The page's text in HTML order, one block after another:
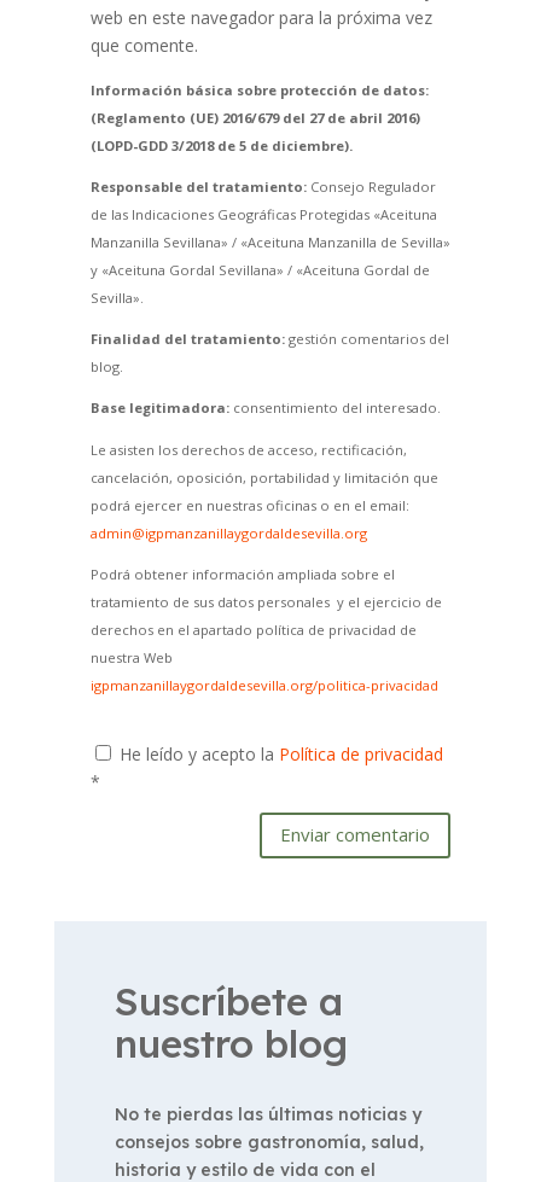
web en este navegador para la próxima vez
que comente.
Información básica sobre protección de datos:
(Reglamento (UE) 2016/679 del 27 de abril 2016)
(LOPD-GDD 3/2018 de 5 de diciembre).
Responsable del tratamiento:Consejo Regulador
de las Indicaciones Geográficas Protegidas «Aceituna
Manzanilla Sevillana» / «Aceituna Manzanilla de Sevilla»
y «Aceituna Gordal Sevillana» / «Aceituna Gordal de
Sevilla».
Finalidad del tratamiento:gestión comentarios del
blog.
Base legitimadora:consentimiento del interesado.
Le asisten los derechos de acceso, rectificación,
cancelación, oposición, portabilidad y limitación que
podrá ejercer en nuestras oficinas o en el email:
admin@igpmanzanillaygordaldesevilla.org
Podrá obtener información ampliada sobre el
tratamiento de sus datos personales y el ejercicio de
derechos en el apartado política de privacidad de
nuestra Web
igpmanzanillaygordaldesevilla.org/politica-privacidad
He leído y acepto la Política de privacidad
*
Enviar comentario
Suscríbete a
nuestro blog
No te pierdas las últimas noticias y
consejos sobre gastronomía, salud,
historia y estilo de vida con el